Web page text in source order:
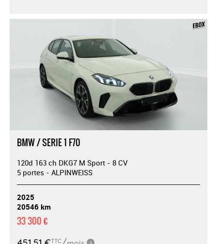
BMW / SERIE 1 F70
120d 163 ch DKG7 M Sport - 8 CV
5 portes - ALPINWEISS
2025
20546 km
33 300 €